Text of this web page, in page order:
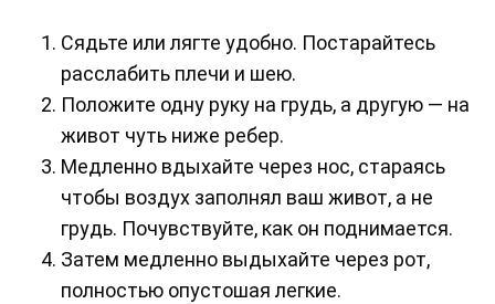
Сядьте или лягте удобно. Постарайтесь
расслабить плечи и шею.
Положите одну руку на грудь, а другую — на
живот чуть ниже ребер.
Медленно вдыхайте через нос, стараясь
чтобы воздух заполнял ваш живот, а не
грудь. Почувствуйте, как он поднимается.
Затем медленно выдыхайте через рот,
полностью опустошая легкие.